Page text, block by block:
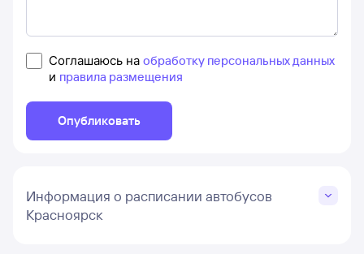
Соглашаюсь на обработку персональных данных
и правила размещения
Опубликовать
Информация о расписании автобусов
Красноярск